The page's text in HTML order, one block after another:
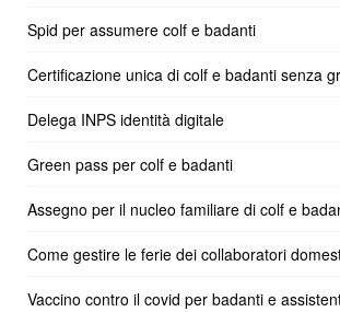
Spid per assumere colf e badanti
Certificazione unica di colf e badanti senza
Delega INPS identità digitale
Green pass per colf e badanti
Assegno per il nucleo familiare di colf e
Come gestire le ferie dei collaboratori
Vaccino contro il covid per badanti e